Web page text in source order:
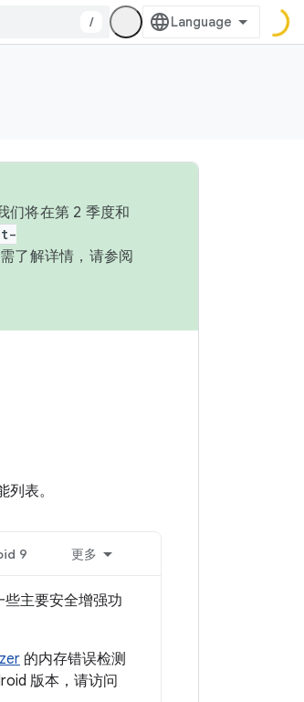
/
们将在第 2 季度和
了解详情，请参阅
表。
9 更多
主要安全增强功
的内存错误检测
版本，请访问